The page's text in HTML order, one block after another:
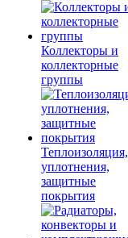
Коллекторы и
коллекторные
группы
Теплоизоляция,
уплотнения,
защитные
покрытия